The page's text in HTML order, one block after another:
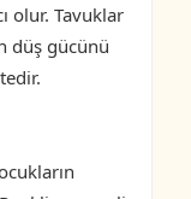
olur. Tavuklar
düş gücünü